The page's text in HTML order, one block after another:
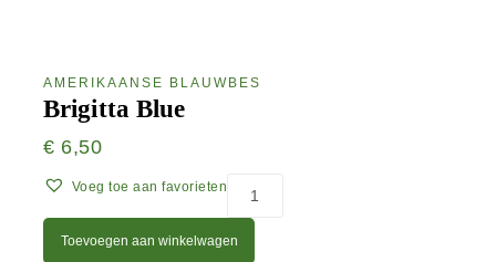
AMERIKAANSE BLAUWBES
Brigitta Blue
€ 6,50
Voeg toe aan favorieten
Toevoegen aan winkelwagen